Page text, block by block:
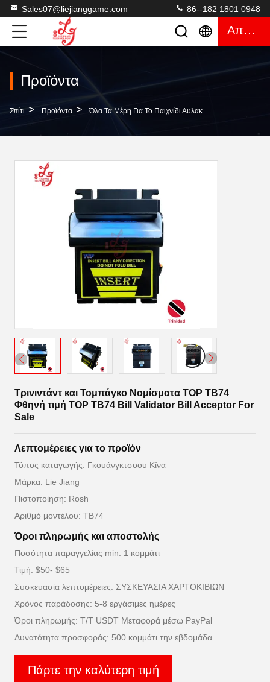
Sales07@liejianggame.com 86--182 1801 0948
Απόσπασμα
Προϊόντα
Σπίτι > Προϊόντα > Όλα Τα Μέρη Για Το Παιχνίδι Αυλακώσεων
Τρινιντάντ και Τομπάγκο Νομίσματα TOP TB74
Φθηνή τιμή TOP TB74 Bill Validator Bill Acceptor For
Sale
Λεπτομέρειες για το προϊόν
Τόπος καταγωγής: Γκουάνγκτσοου Κίνα
Μάρκα: Lie Jiang
Πιστοποίηση: Rosh
Αριθμό μοντέλου: TB74
Όροι πληρωμής και αποστολής
Ποσότητα παραγγελίας min: 1 κομμάτι
Τιμή: $50- $65
Συσκευασία λεπτομέρειες: ΣΥΣΚΕΥΑΣΙΑ ΧΑΡΤΟΚΙΒΙΩΝ
Χρόνος παράδοσης: 5-8 εργάσιμες ημέρες
Όροι πληρωμής: T/T USDT Μεταφορά μέσω PayPal
Δυνατότητα προσφοράς: 500 κομμάτι την εβδομάδα
Πάρτε την καλύτερη τιμή